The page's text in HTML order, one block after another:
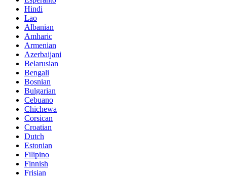
Hindi
Lao
Albanian
Amharic
Armenian
Azerbaijani
Belarusian
Bengali
Bosnian
Bulgarian
Cebuano
Chichewa
Corsican
Croatian
Dutch
Estonian
Filipino
Finnish
Frisian